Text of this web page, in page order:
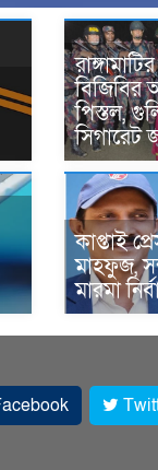
বিজিবির
পিস্তল,
সিগারেট
কাপ্তাই
মাহফুজ,
মারমা